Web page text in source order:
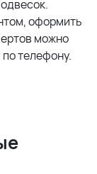
оформить
можно
телефону.